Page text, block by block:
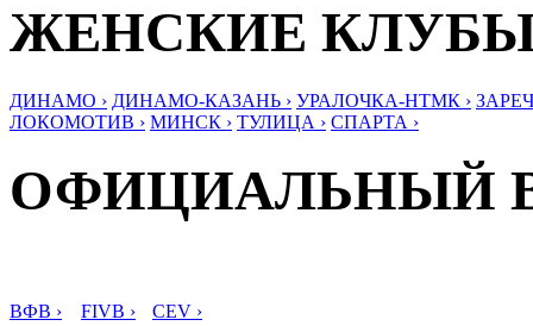
ЖЕНСКИЕ
ДИНАМО › ДИНАМО-КАЗАНЬ › УРАЛОЧКА-НТМК ›
ЛОКОМОТИВ › МИНСК › ТУЛИЦА › СПАРТА ›
ОФИЦИАЛЬНЫЙ
ВФВ › FIVB › CEV ›